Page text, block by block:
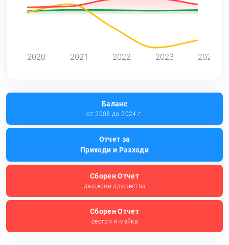
2020 2021 2022 2023 2024
Баланс
от 2008 до 2024 г.
Отчет за
Приходи и Разходи
Сборен Отчет
дъщерни дружества
Сборен Отчет
сестри и майка